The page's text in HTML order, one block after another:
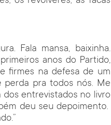
Fala mansa, baixinha.
anos do Partido,
firmes na defesa de um
perda pra todos nós. Me
entrevistados no livro
deu seu depoimento.